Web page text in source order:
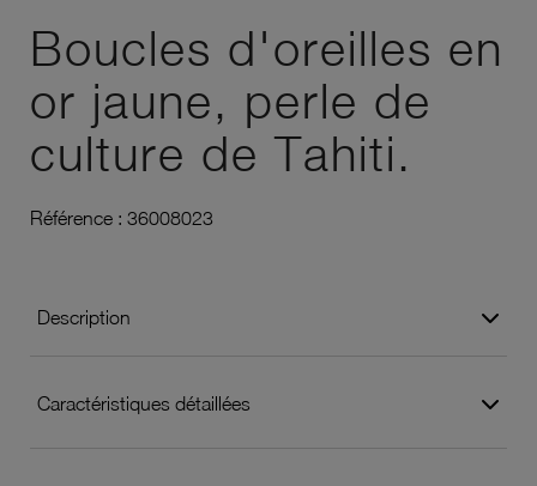
Boucles d'oreilles en
or jaune, perle de
culture de Tahiti.
Référence : 36008023
Description
Caractéristiques détaillées